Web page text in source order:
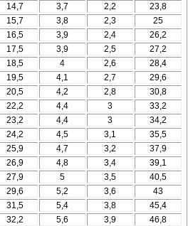
14,7 3,7 2,2
23,8
15,7 3,8 2,3
25
16,5 3,9 2,4
26,2
17,5 3,9 2,5
27,2
18,5 4 2,6
28,4
19,5 4,1 2,7
29,6
20,5 4,2 2,8
30,8
22,2 4,4 3
33,2
23,2 4,4 3
34,2
24,2 4,5 3,1
35,5
25,9 4,7 3,2
37,9
26,9 4,8 3,4
39,1
27,9 5 3,5
40,5
29,6 5,2 3,6
43
31,5 5,4 3,8
45,4
32,2 5,6 3,9
46,8